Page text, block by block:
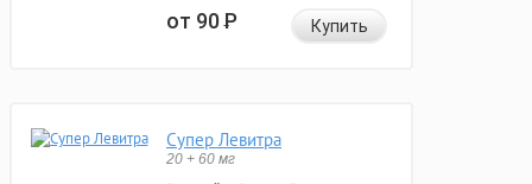
от 90Р Купить
Супер Левитра
20 + 60 мг